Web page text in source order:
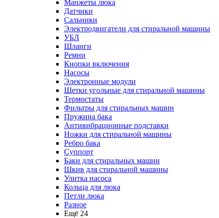
Манжеты люка
Датчики
Сальники
Электродвигатели для стиральной машины
УБЛ
Шланги
Ремни
Кнопки включения
Насосы
Электронные модули
Щетки угольные для стиральной машины
Термостаты
Фильтры для стиральных машин
Пружина бака
Антивибрационные подставки
Ножки для стиральной машины
Ребро бака
Суппорт
Баки для стиральных машин
Шкив для стиральной машины
Улитка насоса
Кольца для люка
Петли люка
Разное
Ещё 24